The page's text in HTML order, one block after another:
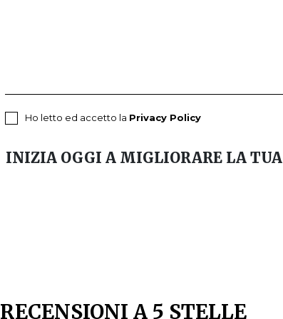
Ho letto ed accetto la Privacy Policy
INIZIA OGGI A MIGLIORARE LA
RECENSIONI A 5 STELLE